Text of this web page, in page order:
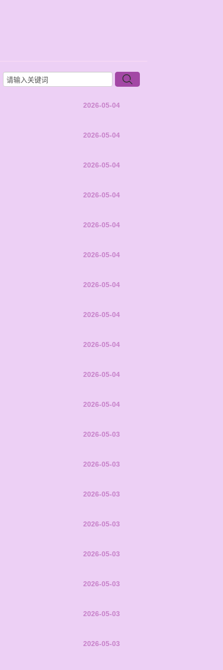
2026-05-04
2026-05-04
2026-05-04
2026-05-04
2026-05-04
2026-05-04
2026-05-04
2026-05-04
2026-05-04
2026-05-04
2026-05-04
2026-05-03
2026-05-03
2026-05-03
2026-05-03
2026-05-03
2026-05-03
2026-05-03
2026-05-03